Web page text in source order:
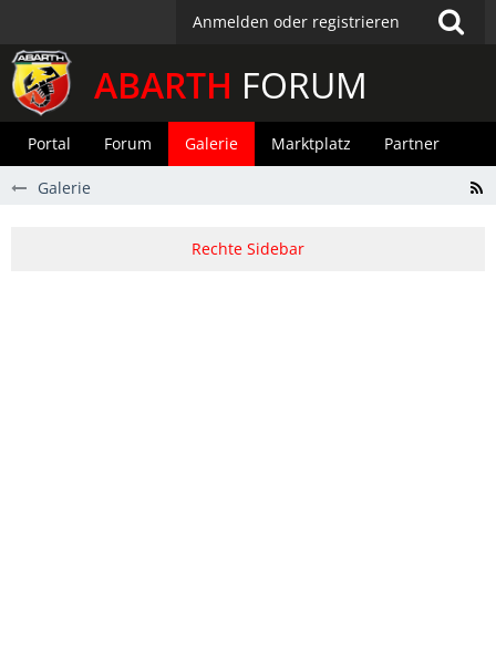
Anmelden oder registrieren
ABARTH FORUM
Portal Forum Galerie Marktplatz Partner
Galerie